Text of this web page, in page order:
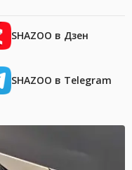
SHAZOO в Дзен
SHAZOO в Telegram